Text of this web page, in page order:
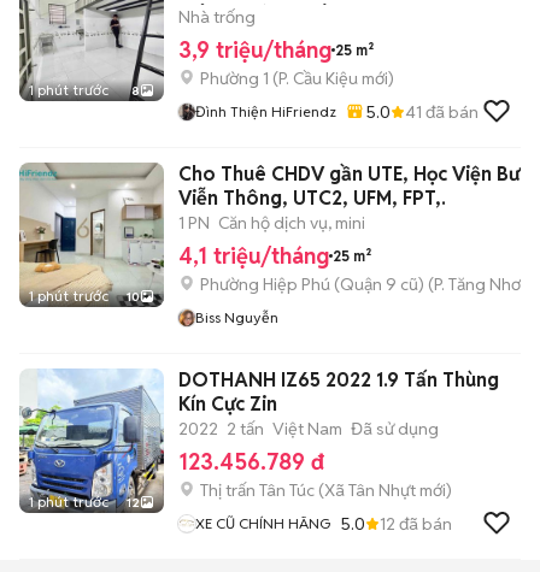
1 phút trước 8
MÔI TRƯỜNG LÊ VĂN SỸ
Nhà trống
3,9 triệu/tháng 25 m²
Phường 1 (P. Cầu Kiệu mới)
Đình Thiện HiFriendz 5.0 41 đã bán
1 phút trước 10
Cho Thuê CHDV gần UTE, Học Viện Bưu
Viễn Thông, UTC2, UFM, FPT,.
1 PN Căn hộ dịch vụ, mini
4,1 triệu/tháng 25 m²
Phường Hiệp Phú (Quận 9 cũ) (P. Tăng Nhơn
Biss Nguyễn
1 phút trước 12
DOTHANH IZ65 2022 1.9 Tấn Thùng
Kín Cực Zin
2022 2 tấn Việt Nam Đã sử dụng
123.456.789 đ
Thị trấn Tân Túc (Xã Tân Nhựt mới)
XE CŨ CHÍNH HÃNG 5.0 12 đã bán